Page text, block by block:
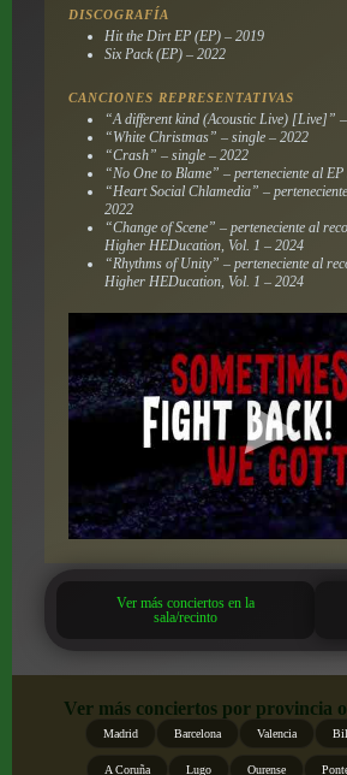
DISCOGRAFÍA
Hit the Dirt EP(EP) – 2019
Six Pack(EP) – 2022
CANCIONES REPRESENTATIVAS
“A different kind (Acoustic Live) [Live]”
“White Christmas” – single – 2022
“Crash” – single – 2022
“No One to Blame” – perteneciente al EP
“Heart Social Chlamedia” –
2022
“Change of Scene” – perteneciente al
Higher HEDucation, Vol. 1 – 2024
“Rhythms of Unity” – perteneciente al
Higher HEDucation, Vol. 1 – 2024
Ver más conciertos en la
sala/recinto
Ver más conciertos por provincia
Madrid Barcelona Valencia
A Coruña Lugo Ourense